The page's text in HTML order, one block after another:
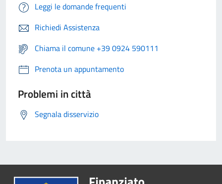
Leggi le domande frequenti
Richiedi Assistenza
Chiama il comune +39 0924 590111
Prenota un appuntamento
Problemi in città
Segnala disservizio